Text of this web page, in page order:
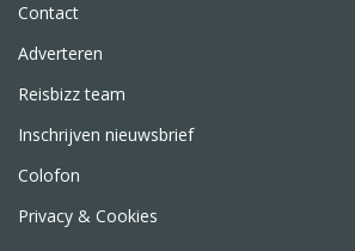
Contact
Adverteren
Reisbizz team
Inschrijven nieuwsbrief
Colofon
Privacy & Cookies